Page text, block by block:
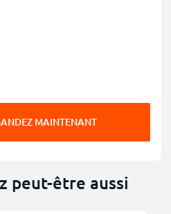
MAINTENANT
peut-être aussi